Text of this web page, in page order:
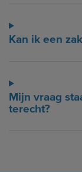
Kan ik een
Mijn vraag
terecht?